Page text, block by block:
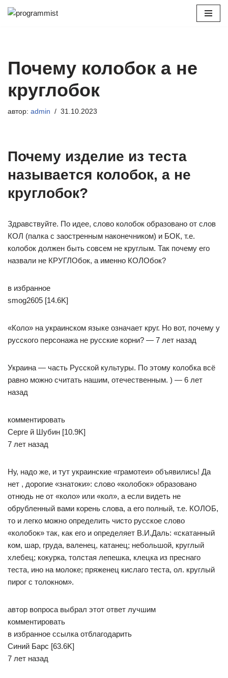
Почему колобок а не
круглобок
автор: admin 31.10.2023
Почему изделие из теста
называется колобок, а не
круглобок?
Здравствуйте. По идее, слово колобок образовано от слов
КОЛ (палка с заостренным наконечником) и БОК, т.е.
колобок должен быть совсем не круглым. Так почему его
назвали не КРУГЛОбок, а именно КОЛОбок?
в избранное
smog2605 [14.6K]
«Коло» на украинском языке означает круг. Но вот, почему у
русского персонажа не русские корни? — 7 лет назад
Украина — часть Русской культуры. По этому колобка всё
равно можно считать нашим, отечественным. ) — 6 лет
назад
комментировать
Серге­ й Шубин [10.9K]
7 лет назад
Ну, надо же, и тут украинские «грамотеи» объявились! Да
нет , дорогие «знатоки»: слово «колобок» образовано
отнюдь не от «коло» или «кол», а если видеть не
обрубленный вами корень слова, а его полный, т.е. КОЛОБ,
то и легко можно определить чисто русское слово
«колобок» так, как его и определяет В.И.Даль: «скатанный
ком, шар, груда, валенец, катанец; небольшой, круглый
хлебец; кокурка, толстая лепешка, клецка из преснаго
теста, ино на молоке; пряженец кислаго теста, ол. круглый
пирог с толокном».
автор вопроса выбрал этот ответ лучшим
комментировать
в избранное ссылка отблагодарить
Синий Барс [63.6K]
7 лет назад